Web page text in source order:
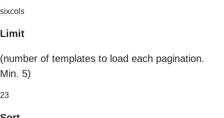
sixcols
Limit
(number of templates to load each pagination.
Min. 5)
23